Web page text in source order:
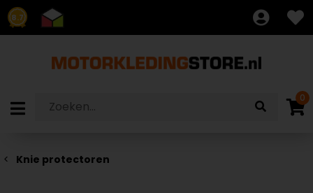
8.7
0
Knie protectoren